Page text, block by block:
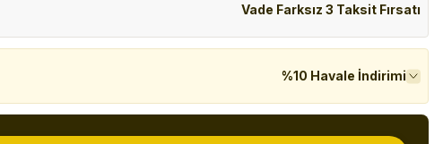
Vade Farksız 3 Taksit Fırsatı
%10 Havale İndirimi